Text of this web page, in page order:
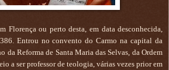
Florença ou perto desta, em data desconhecida,
Entrou no convento do Carmo na capital da
da Reforma de Santa Maria das Selvas, da Ordem
a ser professor de teologia, várias vezes prior em